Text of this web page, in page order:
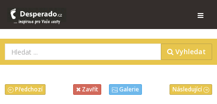
Vyhledat
Následující
Předchozí Zavřít Galerie